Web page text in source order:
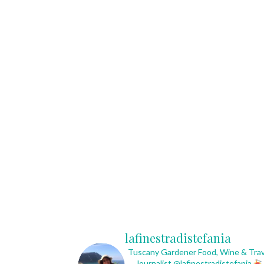
lafinestradistefania
Tuscany GardenerFood, Wine &